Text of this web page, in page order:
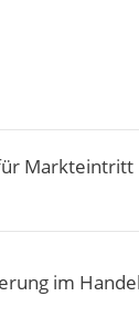
Markteintritt
im